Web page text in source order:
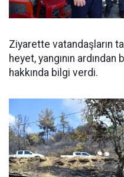
Ziyarette vatandaşların
heyet, yangının
hakkında bilgi verdi.